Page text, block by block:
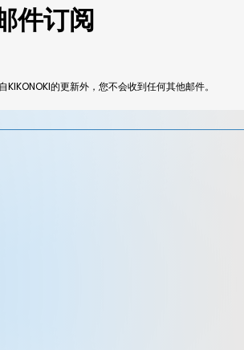
件订阅
的更新外，您不会收到任何其他邮件。